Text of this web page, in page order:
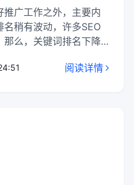
广工作之外，主要内
稍有波动，许多SEO
那么，关键词排名下降
：首先进行深入的关键
站内容中自然融入关键
阅读详情